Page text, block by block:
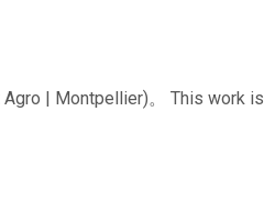
Agro | Montpellier)。 This work